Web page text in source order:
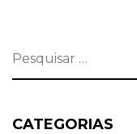
CATEGORIAS